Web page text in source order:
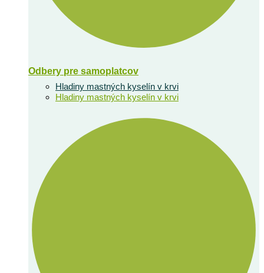
Odbery pre samoplatcov
Hladiny mastných kyselín v krvi
Hladiny mastných kyselín v krvi